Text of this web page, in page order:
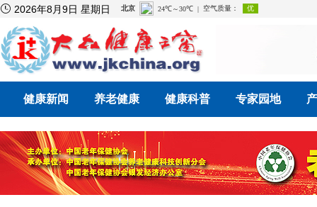
 2026年8月9日 星期日
健康新闻 养老健康 健康科普 专家园地